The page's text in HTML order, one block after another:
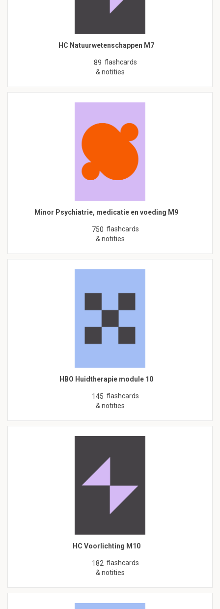
HC Natuurwetenschappen M7
89 flashcards
& notities
Minor Psychiatrie, medicatie en voeding M9
750 flashcards
& notities
HBO Huidtherapie module 10
145 flashcards
& notities
HC Voorlichting M10
182 flashcards
& notities